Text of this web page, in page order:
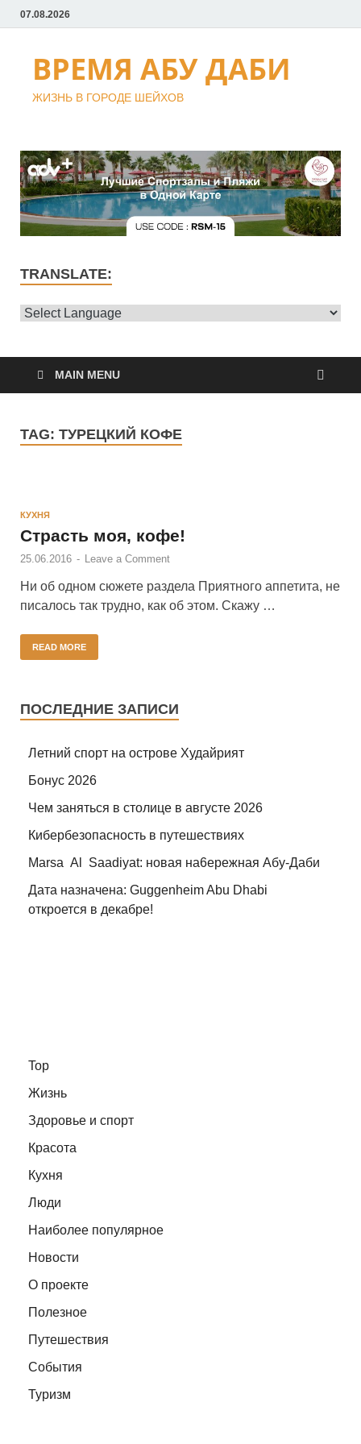
07.08.2026
ВРЕМЯ АБУ ДАБИ
ЖИЗНЬ В ГОРОДЕ ШЕЙХОВ
TRANSLATE:
MAIN MENU
TAG: ТУРЕЦКИЙ КОФЕ
КУХНЯ
Страсть моя, кофе!
25.06.2016 - Leave a Comment
Ни об одном сюжете раздела Приятного аппетита, не
писалось так трудно, как об этом. Скажу …
READ MORE
ПОСЛЕДНИЕ ЗАПИСИ
Летний спорт на острове Худайрият
Бонус 2026
Чем заняться в столице в августе 2026
Кибербезопасность в путешествиях
Marsa Al Saadiyat: новая на6ережная Абу-Даби
Дата назначена: Guggenheim Abu Dhabi
откроется в декабре!
Top
Жизнь
Здоровье и спорт
Красота
Кухня
Люди
Наиболее популярное
Новости
О проекте
Полезное
Путешествия
События
Туризм